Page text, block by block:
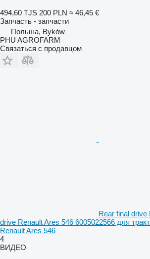
494,60 TJS 200 PLN ≈ 46,45 €
Запчасть - запчасти
Польша, Byków
PHU AGROFARM
Связаться с продавцом
Rear final drive
drive Renault Ares 546 6005022566 для
Renault Ares 546
4
ВИДЕО